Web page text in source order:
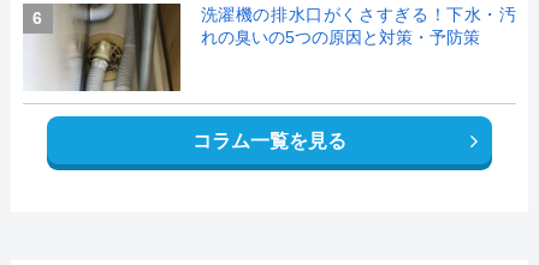
6
洗濯機の排水口がくさすぎる！下水・汚
れの臭いの5つの原因と対策・予防策
コラム一覧を見る